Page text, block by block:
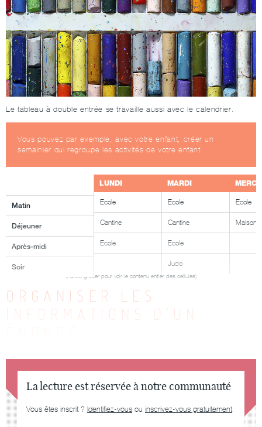
Le tableau à double entrée se travaille aussi avec le calendrier.
Vous pouvez par exemple, avec votre enfant, créer un
semainier qui regroupe les activités de votre enfant
LUNDI MARDI
Ecole Ecole Ecole
Cantine Cantine Maison
Ecole Ecole
Judo
Matin
Déjeuner
Après-midi
Soir
ORGANISER LES
INFORMATIONS D’UN
La lecture est réservée à notre communauté
Vous êtes inscrit ? Identifiez-vous ou inscrivez-vous gratuitement